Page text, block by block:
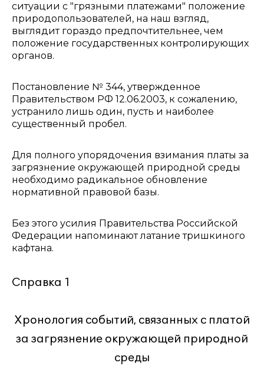
ситуации с "грязными платежами" положение
природопользователей, на наш взгляд,
выглядит гораздо предпочтительнее, чем
положение государственных контролирующих
органов.
Постановление № 344, утвержденное
Правительством РФ 12.06.2003, к сожалению,
устранило лишь один, пусть и наиболее
существенный пробел.
Для полного упорядочения взимания платы за
загрязнение окружающей природной среды
необходимо радикальное обновление
нормативной правовой базы.
Без этого усилия Правительства Российской
Федерации напоминают латание тришкиного
кафтана.
Справка 1
Хронология событий, связанных с платой
за загрязнение окружающей природной
среды